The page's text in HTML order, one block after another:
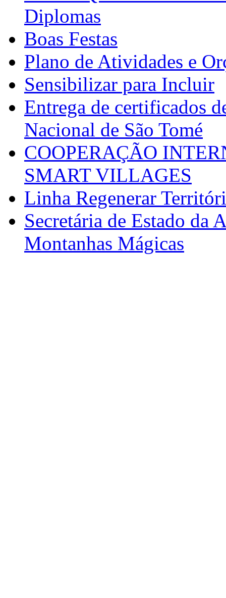
Diplomas
Boas Festas
Plano de Atividades e
Sensibilizar para Incluir
Entrega de certificados
Nacional de São Tomé
COOPERAÇÃO
SMART VILLAGES
Linha Regenerar
Secretária de Estado da
Montanhas Mágicas